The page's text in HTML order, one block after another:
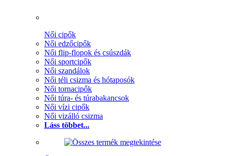
Női cipők
Női edzőcipők
Női flip-flopok és csúszdák
Női sportcipők
Női szandálok
Női téli csizma és hótaposók
Női tornacipők
Női túra- és túrabakancsok
Női vízi cipők
Női vizálló csizma
Láss többet...